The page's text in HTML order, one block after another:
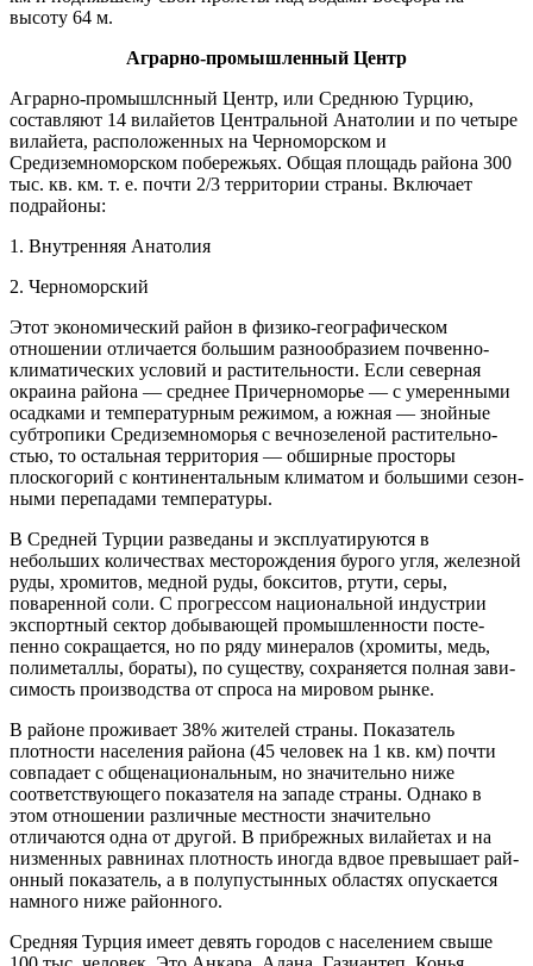
высоту 64 м.
Аграрно-промышленный Центр
Аграрно-промышлснный Центр, или Среднюю Турцию,
составляют 14 вилай­етов Центральной Анатолии и по четыре
вилайета, расположенных на Черномор­ском и
Средиземноморском побережьях. Общая площадь района 300
тыс. кв. км. т. е. почти 2/3 территории страны. Включает
подрайоны:
1. Внутренняя Анатолия
2. Черноморский
Этот экономический район в физико-географическом
отношении отличается большим разнообразием почвенно-
климатических условий и растительности. Если северная
окраина района — среднее Причерноморье — с умеренными
осад­ками и температурным режимом, а южная — знойные
субтропики Средизем­номорья с вечнозеленой растительно­
стью, то остальная территория — обшир­ные просторы
плоскогорий с континен­тальным климатом и большими сезон­
ными перепадами температуры.
В Средней Турции разведаны и эксплу­атируются в
небольших количествах месторождения бурого угля, железной
руды, хромитов, медной руды, бокситов, ртути, серы,
поваренной соли. С прогрессом национальной индустрии
экспортный сек­тор добывающей промышленности посте­
пенно сокращается, но по ряду минералов (хромиты, медь,
полиметаллы, бораты), по существу, сохраняется полная зави­
симость производства от спроса на миро­вом рынке.
В районе проживает 38% жителей стра­ны. Показатель
плотности населения рай­она (45 человек на 1 кв. км) почти
совпа­дает с общенациональным, но значи­тельно ниже
соответствующего показате­ля на западе страны. Однако в
этом отно­шении различные местности значительно
отличаются одна от другой. В прибреж­ных вилайетах и на
низменных равнинах плотность иногда вдвое превышает рай­
онный показатель, а в полупустынных областях опускается
намного ниже рай­онного.
Средняя Турция имеет девять городов с населением свыше